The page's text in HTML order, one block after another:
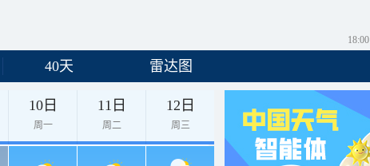
18:00
40天 雷达图
10日
周一
11日
周二
12日
周三